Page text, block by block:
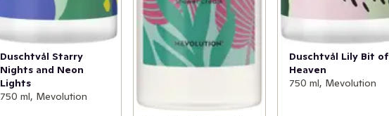
Duschtvål Starry
Nights and Neon
Lights
750 ml, Mevolution
Duschtvål Lily Bit of
Heaven
750 ml, Mevolution